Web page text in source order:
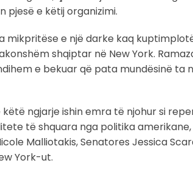
pjesë e këtij organizimi.
mikpritëse e një darke kaq
shqiptar në New York.
e bekuar që pata mundësinë ta
ngjarje ishin emra të njohur si
të shquara nga politika
Malliotakis, Senatores Jessica
York-ut.